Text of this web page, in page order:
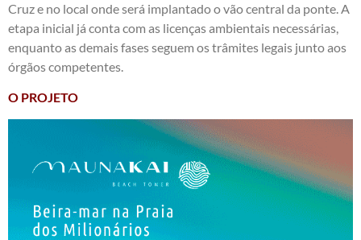
Cruz e no local onde será implantado o vão central da ponte. A
etapa inicial já conta com as licenças ambientais necessárias,
enquanto as demais fases seguem os trâmites legais junto aos
órgãos competentes.
O PROJETO